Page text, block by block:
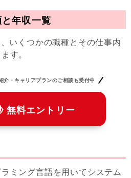
年収一覧
いくつかの職種とその仕事内
す。
介・キャリアプランのご相談も受付中
無料エントリー
ミング言語を用いてシステム